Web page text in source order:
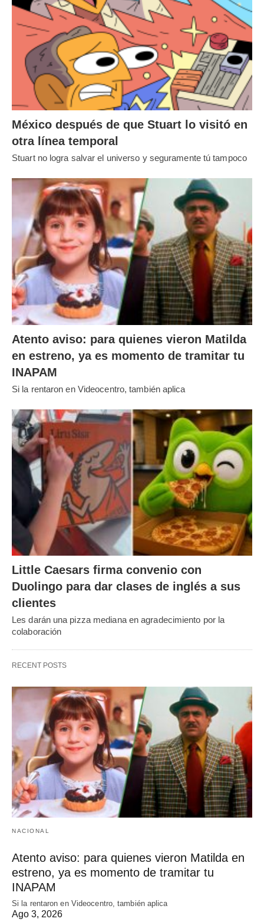
México después de que Stuart lo visitó en
otra línea temporal
Stuart no logra salvar el universo y seguramente tú tampoco
Atento aviso: para quienes vieron Matilda
en estreno, ya es momento de tramitar tu
INAPAM
Si la rentaron en Videocentro, también aplica
Little Caesars firma convenio con
Duolingo para dar clases de inglés a sus
clientes
Les darán una pizza mediana en agradecimiento por la
colaboración
RECENT POSTS
NACIONAL
Atento aviso: para quienes vieron Matilda en
estreno, ya es momento de tramitar tu
INAPAM
Si la rentaron en Videocentro, también aplica
Ago 3, 2026